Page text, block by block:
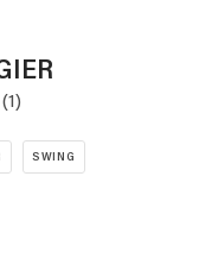
(1)
SWING